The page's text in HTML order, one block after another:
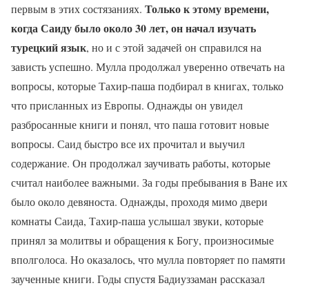
первым в этих состязаниях. Только к этому времени,
когда Саиду было около 30 лет, он начал изучать
турецкий язык, но и с этой задачей он справился на
зависть успешно. Мулла продолжал уверенно отвечать на
вопросы, которые Тахир-паша подбирал в книгах, только
что присланных из Европы. Однажды он увидел
разбросанные книги и понял, что паша готовит новые
вопросы. Саид быстро все их прочитал и выучил
содержание. Он продолжал заучивать работы, которые
считал наиболее важными. За годы пребывания в Ване их
было около девяноста. Однажды, проходя мимо двери
комнаты Саида, Тахир-паша услышал звуки, которые
принял за молитвы и обращения к Богу, произносимые
вполголоса. Но оказалось, что мулла повторяет по памяти
заученные книги. Годы спустя Бадиуззаман рассказал